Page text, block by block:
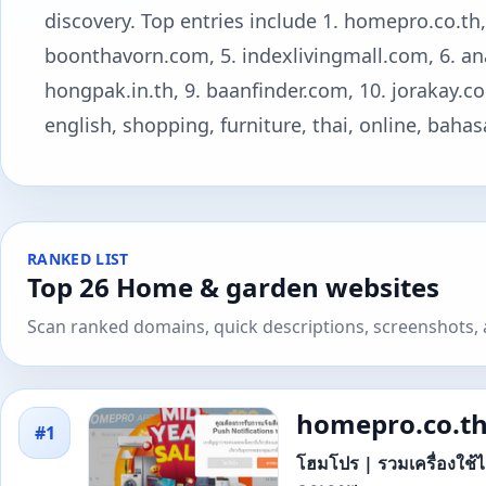
discovery. Top entries include 1.
boonthavorn.com, 5. indexlivingmall.com, 6.
hongpak.in.th, 9. baanfinder.com, 10.
english, shopping, furniture, thai, online,
RANKED LIST
Top 26 Home & garden websites
Scan ranked domains, quick descriptions,
#1
โฮมโปร | รวมเครื่องใช้